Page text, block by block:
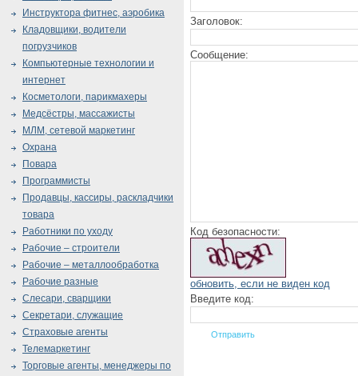
Заголовок:
Сообщение:
Код безопасности:
обновить, если не виден код
Введите код:
Инструктора фитнес, аэробика
Кладовщики, водители
погрузчиков
Компьютерные технологии и
интернет
Косметологи, парикмахеры
Медсёстры, массажисты
МЛМ, сетевой маркетинг
Охрана
Повара
Программисты
Продавцы, кассиры, раскладчики
товара
Работники по уходу
Рабочие – строители
Рабочие – металлообработка
Рабочие разные
Слесари, сварщики
Секретари, служащие
Страховые агенты
Телемаркетинг
Торговые агенты, менеджеры по